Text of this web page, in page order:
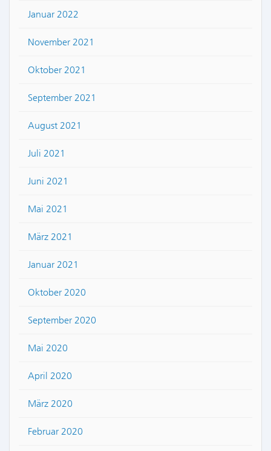
Januar 2022
November 2021
Oktober 2021
September 2021
August 2021
Juli 2021
Juni 2021
Mai 2021
März 2021
Januar 2021
Oktober 2020
September 2020
Mai 2020
April 2020
März 2020
Februar 2020